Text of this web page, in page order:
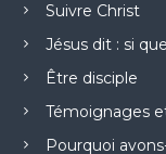
Suivre Christ
Jésus dit : si
Être disciple
Témoignages
Pourquoi